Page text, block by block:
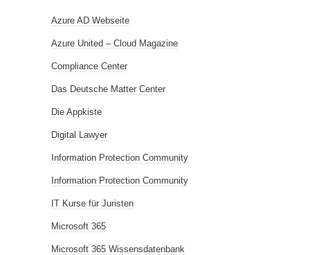
Azure AD Webseite
Azure United – Cloud Magazine
Compliance Center
Das Deutsche Matter Center
Die Appkiste
Digital Lawyer
Information Protection Community
Information Protection Community
IT Kurse für Juristen
Microsoft 365
Microsoft 365 Wissensdatenbank